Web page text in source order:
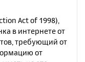
Act of 1998),
в интернете от
требующий от
от